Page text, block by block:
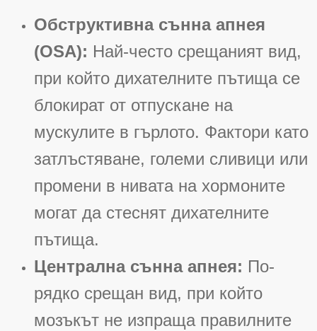
Обструктивна сънна апнея
(OSA): Най-често срещаният вид,
при който дихателните пътища се
блокират от отпускане на
мускулите в гърлото. Фактори като
затлъстяване, големи сливици или
промени в нивата на хормоните
могат да стеснят дихателните
пътища.
Централна сънна апнея: По-
рядко срещан вид, при който
мозъкът не изпраща правилните